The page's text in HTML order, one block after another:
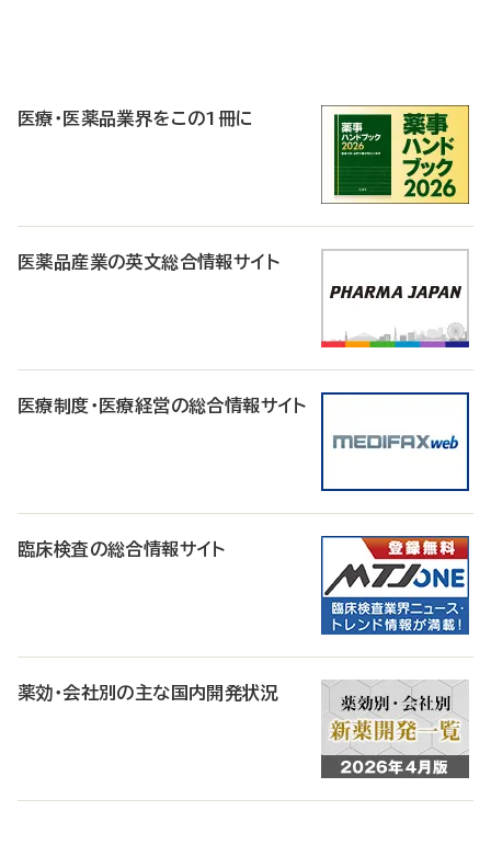
医療・医薬品業界をこの1冊に
医薬品産業の英文総合情報サイト
医療制度・医療経営の総合情報サイト
臨床検査の総合情報サイト
薬効・会社別の主な国内開発状況